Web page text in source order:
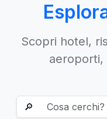
Scopri hotel,
aeroporti,
🔎